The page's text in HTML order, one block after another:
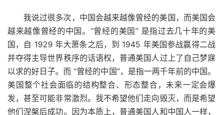
我说过很多次，中国会越来越像曾经的美国，而美国会
越来越像曾经的中国。“曾经的美国” 是指过去几十年的美
国，自 1929 年大萧条之后，到 1945 年美国参战赢得二战
并夺得主导世界秩序的话语权，普通美国人过上了自己梦寐
以求的好日子。而 “曾经的中国”，是指一两千年前的中国。
美国整个社会面临的结构整合、形态整合，未来一定会爆
发，甚至可能非常激烈。我不希望他们走向毁灭，而是希望
他们涅槃后成功。因为本质上，普通美国人和中国人一样，